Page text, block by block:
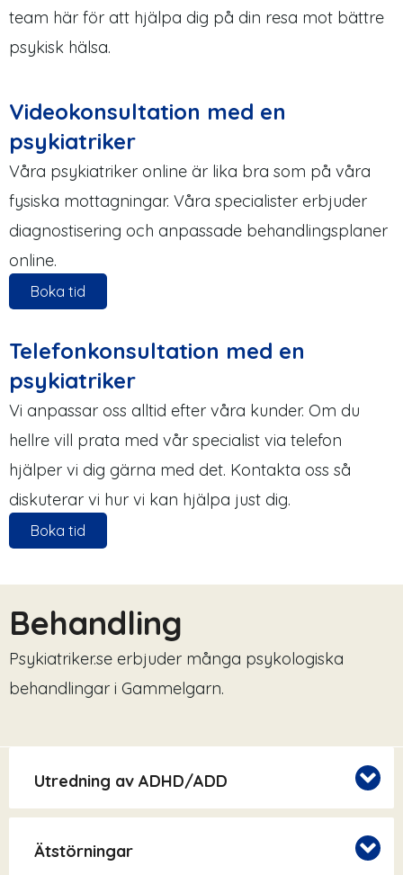
team här för att hjälpa dig på din resa mot bättre
psykisk hälsa.
Videokonsultation med en
psykiatriker
Våra psykiatriker online är lika bra som på våra
fysiska mottagningar. Våra specialister erbjuder
diagnostisering och anpassade behandlingsplaner
online.
Boka tid
Telefonkonsultation med en
psykiatriker
Vi anpassar oss alltid efter våra kunder. Om du
hellre vill prata med vår specialist via telefon
hjälper vi dig gärna med det. Kontakta oss så
diskuterar vi hur vi kan hjälpa just dig.
Boka tid
Behandling
Psykiatriker.se erbjuder många psykologiska
behandlingar i Gammelgarn.
Utredning av ADHD/ADD
Ätstörningar